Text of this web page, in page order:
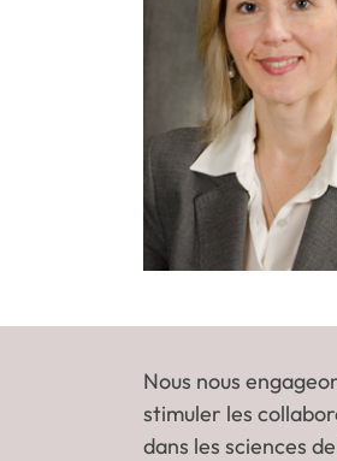
Nous nous
stimuler les
dans les sciences